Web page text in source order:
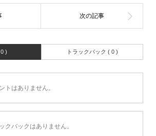
) トラックバック ( 0 )
トはありません。
クバックはありません。